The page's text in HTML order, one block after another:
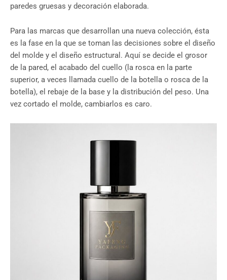
paredes gruesas y decoración elaborada.
Para las marcas que desarrollan una nueva colección, ésta
es la fase en la que se toman las decisiones sobre el diseño
del molde y el diseño estructural. Aquí se decide el grosor
de la pared, el acabado del cuello (la rosca en la parte
superior, a veces llamada cuello de la botella o rosca de la
botella), el rebaje de la base y la distribución del peso. Una
vez cortado el molde, cambiarlos es caro.